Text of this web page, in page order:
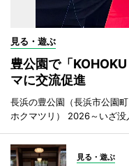
見る・遊ぶ
豊公園で「
マに交流促進
長浜の豊公園（長浜市公園
ホクマツリ） 2026～いざ没
見る・遊ぶ